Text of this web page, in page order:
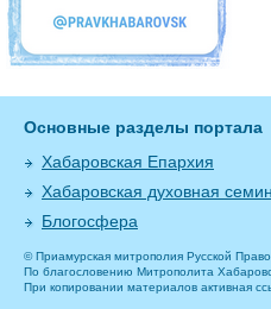
Основные разделы портала
Хабаровская Епархия
Хабаровская духовная
Блогосфера
© Приамурская митрополия Русской
По благословению Митрополита
При копировании материалов активная